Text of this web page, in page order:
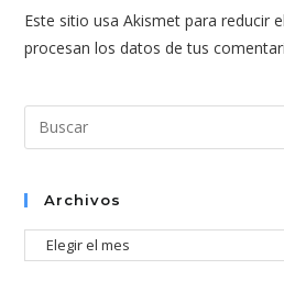
comentar
web
(opcional)
Este sitio usa Akismet para reducir
procesan los datos de tus
Archivos
Archivos